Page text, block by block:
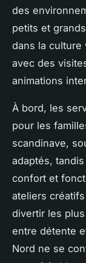
des
petits et
dans la culture
avec des
animations
À bord, les
pour les
scandinave,
adaptés,
confort et
ateliers
divertir les
entre détente
Nord ne se